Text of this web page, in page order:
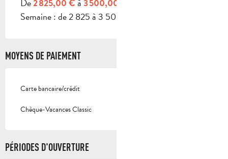
2 825,00 € 3 500,00 €
Semaine : de 2 825 à 3 500 €.
MOYENS DE PAIEMENT
Carte bancaire/crédit
Chèque-Vacances Classic
PÉRIODES D'OUVERTURE